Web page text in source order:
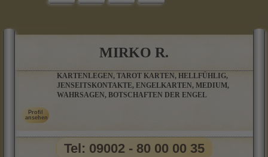
MIRKO R.
KARTENLEGEN, TAROT KARTEN, HELLFÜHLIG,
JENSEITSKONTAKTE, ENGELKARTEN, MEDIUM,
WAHRSAGEN, BOTSCHAFTEN DER ENGEL
Tel: 09002 - 80 00 00 35